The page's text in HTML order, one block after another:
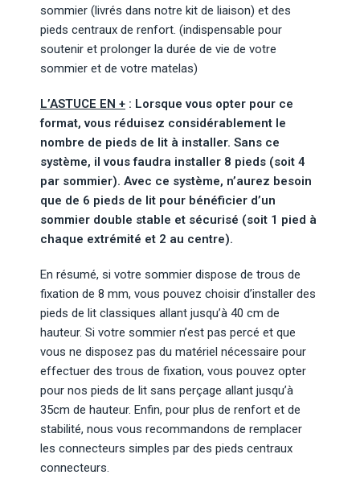
sommier (livrés dans notre kit de liaison) et des
pieds centraux de renfort. (indispensable pour
soutenir et prolonger la durée de vie de votre
sommier et de votre matelas)
L’ASTUCE EN + : Lorsque vous opter pour ce
format, vous réduisez considérablement le
nombre de pieds de lit à installer. Sans ce
système, il vous faudra installer 8 pieds (soit 4
par sommier). Avec ce système, n’aurez besoin
que de 6 pieds de lit pour bénéficier d’un
sommier double stable et sécurisé (soit 1 pied à
chaque extrémité et 2 au centre).
En résumé, si votre sommier dispose de trous de
fixation de 8 mm, vous pouvez choisir d’installer des
pieds de lit classiques allant jusqu’à 40 cm de
hauteur. Si votre sommier n’est pas percé et que
vous ne disposez pas du matériel nécessaire pour
effectuer des trous de fixation, vous pouvez opter
pour nos pieds de lit sans perçage allant jusqu’à
35cm de hauteur. Enfin, pour plus de renfort et de
stabilité, nous vous recommandons de remplacer
les connecteurs simples par des pieds centraux
connecteurs.